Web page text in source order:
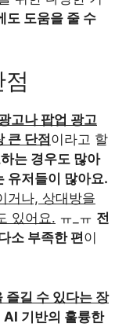
도 도움을 줄 수
고나 팝업 광고
큰 단점 이라고 할
는 경우도 많아
유저들이 많아요.
거나, 상대방을
있어요. ㅠ_ㅠ 전
소 부족한 편이
즐길 수 있다는 장
AI 기반의 훌륭한